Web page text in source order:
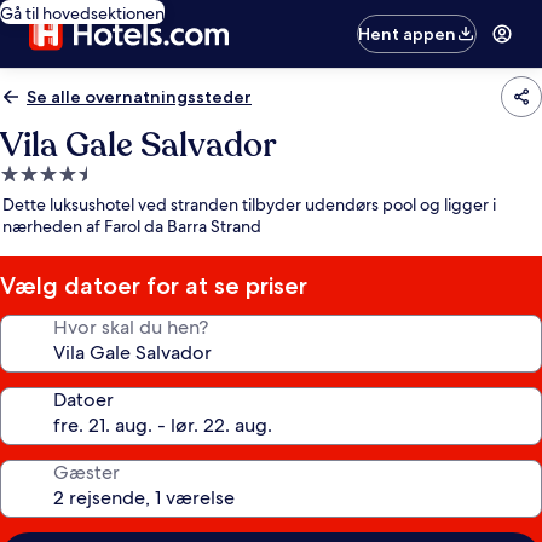
Gå til hovedsektionen
Hent appen
Se alle overnatningssteder
Vila Gale Salvador
4.5-
stjernet
overnatningssted
Dette luksushotel ved stranden tilbyder udendørs pool og ligger i
nærheden af Farol da Barra Strand
Vælg datoer for at se priser
Hvor skal du hen?
Datoer
Gæster